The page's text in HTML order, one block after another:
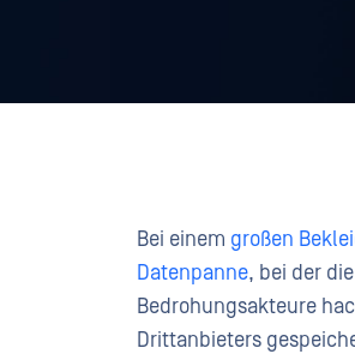
Bei einem großen
Datenpanne, bei der
Bedrohungsakteure
Drittanbieters